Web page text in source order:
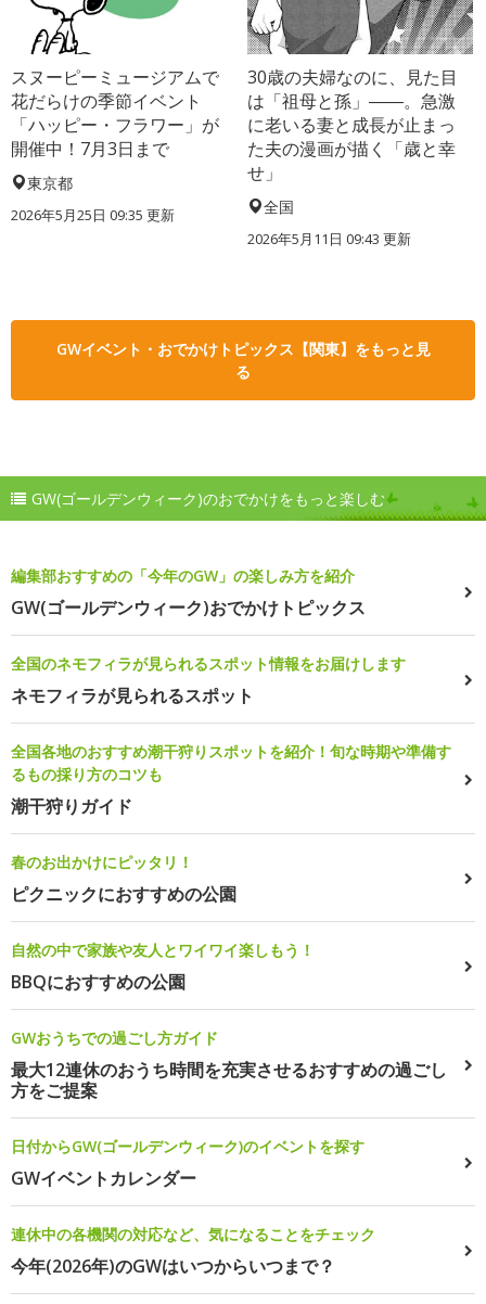
スヌーピーミュージアムで
花だらけの季節イベント
「ハッピー・フラワー」が
開催中！7月3日まで
東京都
2026年5月25日 09:35 更新
30歳の夫婦なのに、見た目
は「祖母と孫」――。急激
に老いる妻と成長が止まっ
た夫の漫画が描く「歳と幸
せ」
全国
2026年5月11日 09:43 更新
GWイベント・おでかけトピックス【関東】をもっと見
る
GW(ゴールデンウィーク)のおでかけをもっと楽しむ
編集部おすすめの「今年のGW」の楽しみ方を紹介
GW(ゴールデンウィーク)おでかけトピックス
全国のネモフィラが見られるスポット情報をお届けします
ネモフィラが見られるスポット
全国各地のおすすめ潮干狩りスポットを紹介！旬な時期や準備す
るもの採り方のコツも
潮干狩りガイド
春のお出かけにピッタリ！
ピクニックにおすすめの公園
自然の中で家族や友人とワイワイ楽しもう！
BBQにおすすめの公園
GWおうちでの過ごし方ガイド
最大12連休のおうち時間を充実させるおすすめの過ごし
方をご提案
日付からGW(ゴールデンウィーク)のイベントを探す
GWイベントカレンダー
連休中の各機関の対応など、気になることをチェック
今年(2026年)のGWはいつからいつまで？